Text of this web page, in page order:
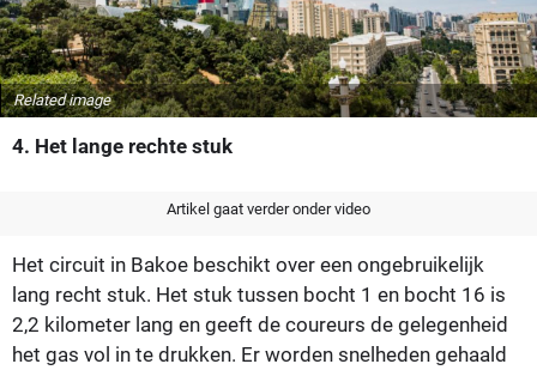
Related image
4. Het lange rechte stuk
Artikel gaat verder onder video
Het circuit in Bakoe beschikt over een ongebruikelijk
lang recht stuk. Het stuk tussen bocht 1 en bocht 16 is
2,2 kilometer lang en geeft de coureurs de gelegenheid
het gas vol in te drukken. Er worden snelheden gehaald